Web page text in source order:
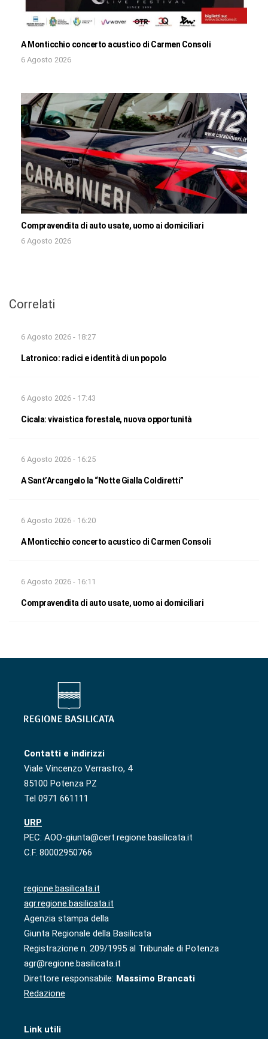
A Monticchio concerto acustico di Carmen Consoli
6 Agosto 2026
Compravendita di auto usate, uomo ai domiciliari
6 Agosto 2026
Correlati
6 Agosto 2026 - 18:27
Latronico: radici e identità di un popolo
6 Agosto 2026 - 17:43
Cicala: vivaistica forestale, nuova opportunità
6 Agosto 2026 - 16:25
A Sant’Arcangelo la “Notte Gialla Coldiretti”
6 Agosto 2026 - 16:20
A Monticchio concerto acustico di Carmen Consoli
6 Agosto 2026 - 16:11
Compravendita di auto usate, uomo ai domiciliari
Contatti e indirizzi
Viale Vincenzo Verrastro, 4
85100 Potenza PZ
Tel 0971 661111
URP
PEC: AOO-giunta@cert.regione.basilicata.it
C.F. 80002950766
regione.basilicata.it
agr.regione.basilicata.it
Agenzia stampa della
Giunta Regionale della Basilicata
Registrazione n. 209/1995 al Tribunale di Potenza
agr@regione.basilicata.it
Direttore responsabile: Massimo Brancati
Redazione
Link utili